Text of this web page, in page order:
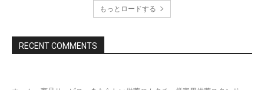
もっとロードする
RECENT COMMENTS